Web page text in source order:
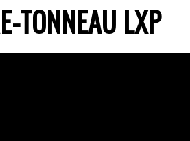
TONNEAU LXP